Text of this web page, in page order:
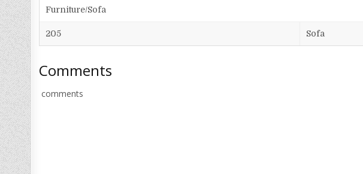
Furniture/Sofa
205 Sofa
Comments
comments